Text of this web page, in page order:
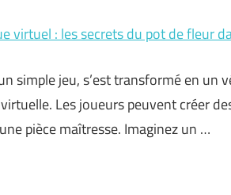
virtuel : les secrets du pot de fleur
simple jeu, s’est transformé en un
Les joueurs peuvent créer
pièce maîtresse. Imaginez un …